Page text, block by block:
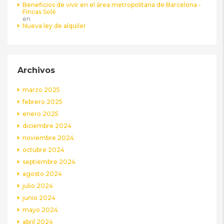
Beneficios de vivir en el área metropolitana de Barcelona -
Fincas Solé
en
Nueva ley de alquiler
Archivos
marzo 2025
febrero 2025
enero 2025
diciembre 2024
noviembre 2024
octubre 2024
septiembre 2024
agosto 2024
julio 2024
junio 2024
mayo 2024
abril 2024